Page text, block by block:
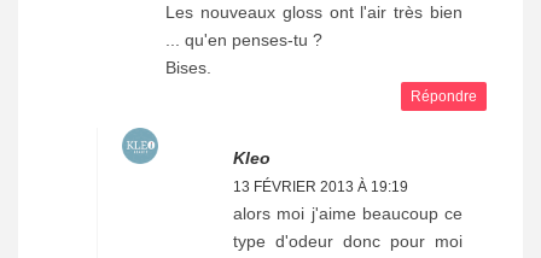
Les nouveaux gloss ont l'air très bien
... qu'en penses-tu ?
Bises.
Répondre
Kleo
13 FÉVRIER 2013 À 19:19
alors moi j'aime beaucoup ce
type d'odeur donc pour moi